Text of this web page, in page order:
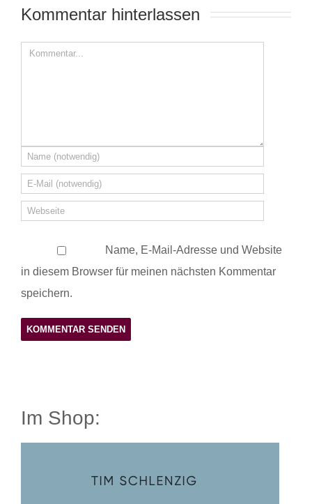
Kommentar hinterlassen
Name, E-Mail-Adresse und Website
in diesem Browser für meinen nächsten Kommentar
speichern.
Im Shop: